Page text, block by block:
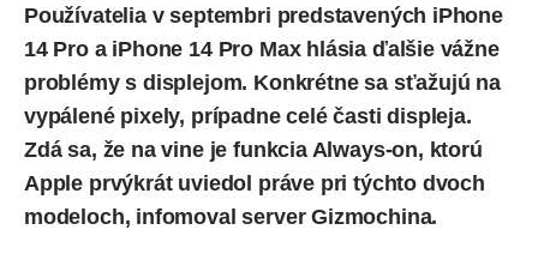
Používatelia v septembri predstavených iPhone
14 Pro a iPhone 14 Pro Maxhlásia ďalšie vážne
problémy s displejom. Konkrétne sa sťažujú na
vypálené pixely, prípadne celé časti displeja.
Zdá sa, že na vine je funkcia Always-on, ktorú
Apple prvýkrát uviedol práve pri týchto dvoch
modeloch, infomoval server Gizmochina.